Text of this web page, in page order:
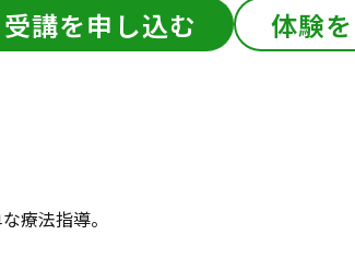
受講を申し込む 体験
療法指導。